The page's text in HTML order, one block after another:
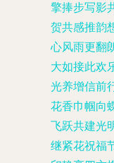
擎捧步写影
贺共感推韵
心风雨更翻
大如接此欢
光养增信前
花香巾帼向
飞跃共建光
继紧花祝福